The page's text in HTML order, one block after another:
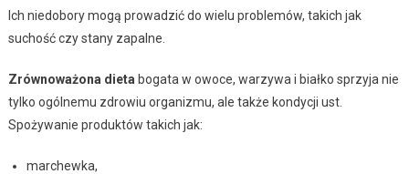
Ich niedobory mogą prowadzić do wielu problemów, takich jak
suchość czy stany zapalne.
Zrównoważona dieta bogata w owoce, warzywa i białko sprzyja nie
tylko ogólnemu zdrowiu organizmu, ale także kondycji ust.
Spożywanie produktów takich jak:
marchewka,